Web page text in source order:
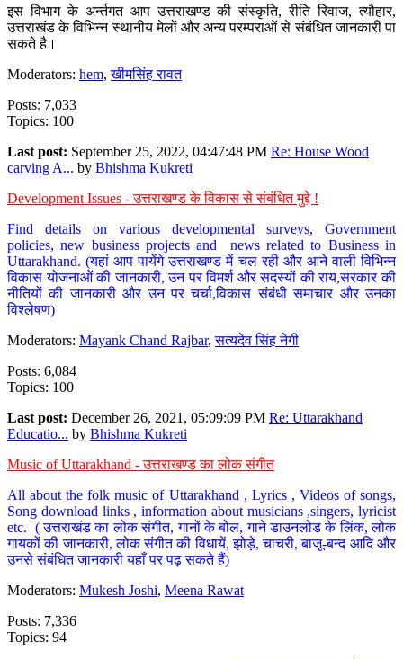
इस विभाग के अर्न्तगत आप उत्तराखण्ड की संस्कृति, रीति रिवाज, त्यौहार,
उत्तराखंड के विभिन्न स्थानीय मेलों और अन्य परम्पराओं से संबंधित जानकारी पा
सकते है।
Moderators: hem,खीमसिंह रावत
Posts: 7,033
Topics: 100
Last post: September 25, 2022, 04:47:48 PM Re: House Wood
carving A... by Bhishma Kukreti
Development Issues - उत्तराखण्ड के विकास से संबंधित मुद्दे !
Find details on various developmental surveys, Government
policies, new business projects and news related to Business in
Uttarakhand. (यहां आप पायेंगे उत्तराखण्ड में चल रही और आने वाली विभिन्न
विकास योजनाओं की जानकारी, उन पर विमर्श और सदस्यों की राय,सरकार की
नीतियों की जानकारी और उन पर चर्चा,विकास संबंधी समाचार और उनका
विश्लेषण)
Moderators: Mayank Chand Rajbar,सत्यदेव सिंह नेगी
Posts: 6,084
Topics: 100
Last post: December 26, 2021, 05:09:09 PM Re: Uttarakhand
Educatio... by Bhishma Kukreti
Music of Uttarakhand - उत्तराखण्ड का लोक संगीत
All about the folk music of Uttarakhand , Lyrics , Videos of songs,
Song download links , information about musicians ,singers, lyricist
etc. ( उत्तराखंड का लोक संगीत, गानों के बोल, गाने डाउनलोड के लिंक, लोक
गायकों की जानकारी, लोक संगीत की विधायें, झोड़े, चाचरी, बाजू-बन्द आदि और
उनसे संबंधित जानकारी यहाँ पर पढ़ सकते हैं)
Moderators: Mukesh Joshi, Meena Rawat
Posts: 7,336
Topics: 94